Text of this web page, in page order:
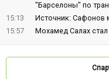
"Барселоны" по
15:13
Источник: Сафонов
15:57
Мохамед Салах